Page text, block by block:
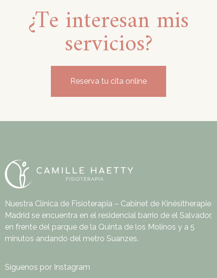
¿Te interesan mis
servicios?
Reserva tu cita online
Nuestra Clínica de Fisioterapia – Cabinet de Kinésitherapie
Madrid se encuentra en el residencial barrio de el Salvador,
en frente del parque de la Quinta de los Molinos y a 5
minutos andando del metro Suanzes.
Síguenos por Instagram